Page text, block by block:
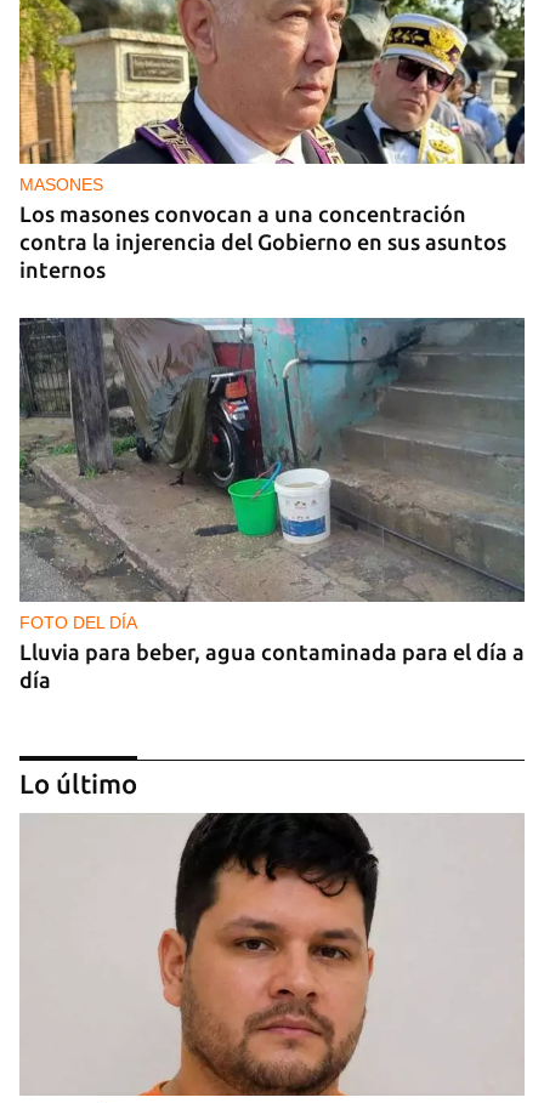
MASONES
Los masones convocan a una concentración
contra la injerencia del Gobierno en sus asuntos
internos
FOTO DEL DÍA
Lluvia para beber, agua contaminada para el día a
día
La Cuevita, el verdadero mercado mayorista de
Cuba, abastece la economía nacional
Lo último